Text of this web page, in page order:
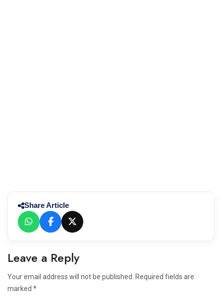
Share Article
Leave a Reply
Your email address will not be published. Required fields are
marked *